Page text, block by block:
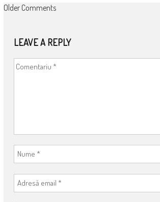
COMMENT
Older Comments
LEAVE A REPLY